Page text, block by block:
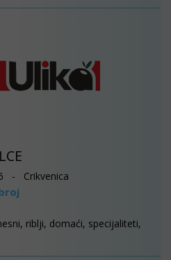
- Crikvenica
riblji, domaći, specijaliteti,